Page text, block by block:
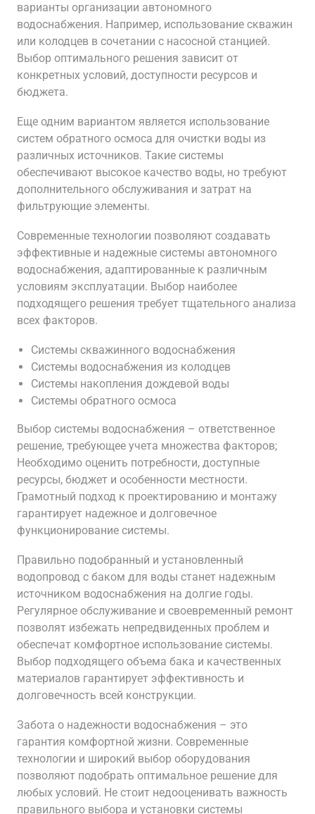
варианты организации автономного
водоснабжения. Например, использование скважин
или колодцев в сочетании с насосной станцией.
Выбор оптимального решения зависит от
конкретных условий, доступности ресурсов и
бюджета.
Еще одним вариантом является использование
систем обратного осмоса для очистки воды из
различных источников. Такие системы
обеспечивают высокое качество воды, но требуют
дополнительного обслуживания и затрат на
фильтрующие элементы.
Современные технологии позволяют создавать
эффективные и надежные системы автономного
водоснабжения, адаптированные к различным
условиям эксплуатации. Выбор наиболее
подходящего решения требует тщательного анализа
всех факторов.
Системы скважинного водоснабжения
Системы водоснабжения из колодцев
Системы накопления дождевой воды
Системы обратного осмоса
Выбор системы водоснабжения – ответственное
решение, требующее учета множества факторов;
Необходимо оценить потребности, доступные
ресурсы, бюджет и особенности местности.
Грамотный подход к проектированию и монтажу
гарантирует надежное и долговечное
функционирование системы.
Правильно подобранный и установленный
водопровод с баком для воды станет надежным
источником водоснабжения на долгие годы.
Регулярное обслуживание и своевременный ремонт
позволят избежать непредвиденных проблем и
обеспечат комфортное использование системы.
Выбор подходящего объема бака и качественных
материалов гарантирует эффективность и
долговечность всей конструкции.
Забота о надежности водоснабжения – это
гарантия комфортной жизни. Современные
технологии и широкий выбор оборудования
позволяют подобрать оптимальное решение для
любых условий. Не стоит недооценивать важность
правильного выбора и установки системы